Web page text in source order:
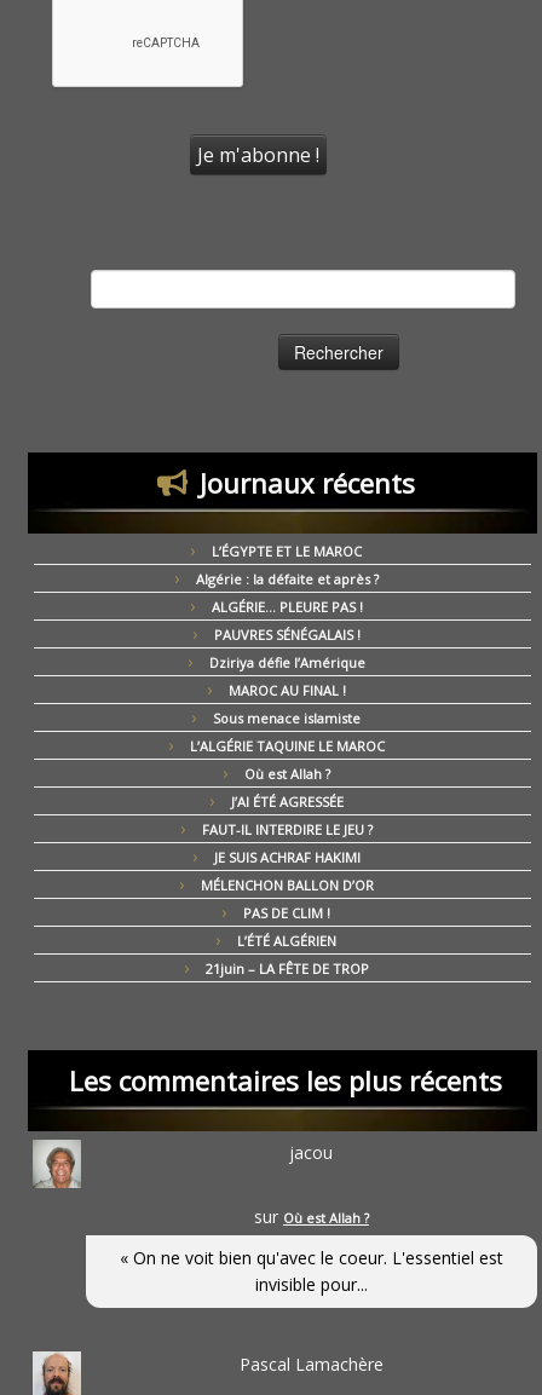
Journaux récents
L’ÉGYPTE ET LE MAROC
Algérie : la défaite et après ?
ALGÉRIE… PLEURE PAS !
PAUVRES SÉNÉGALAIS !
Dziriya défie l’Amérique
MAROC AU FINAL !
Sous menace islamiste
L’ALGÉRIE TAQUINE LE MAROC
Où est Allah ?
J’AI ÉTÉ AGRESSÉE
FAUT-IL INTERDIRE LE JEU ?
JE SUIS ACHRAF HAKIMI
MÉLENCHON BALLON D’OR
PAS DE CLIM !
L’ÉTÉ ALGÉRIEN
21juin – LA FÊTE DE TROP
Les commentaires les plus récents
jacou
sur Où est Allah ?
« On ne voit bien qu'avec le coeur. L'essentiel est
invisible pour...
Pascal Lamachère